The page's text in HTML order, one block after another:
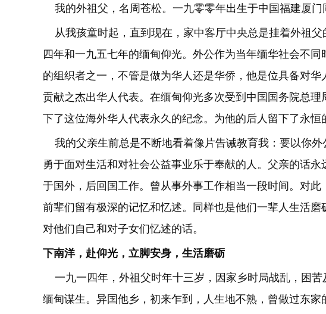
我的外祖父，名周苍松。一九零零年出生于中国福建厦门
从我孩童时起，直到现在，家中客厅中央总是挂着外祖父
四年和一九五七年的缅甸仰光。外公作为当年缅华社会不
的组织者之一，不管是做为华人还是华侨，他是位具备对华
贡献之杰出华人代表。在缅甸仰光多次受到中国国务院总
下了这位海外华人代表永久的纪念。为他的后人留下了永恒
我的父亲生前总是不断地看着像片告诫教育我：要以你外
勇于面对生活和对社会公益事业乐于奉献的人。父亲的话
于国外，后回国工作。曾从事外事工作相当一段时间。对
前辈们留有极深的记忆和忆述。同样也是他们一辈人生活
对他们自己和对子女们忆述的话。
下南洋，赴仰光，立脚安身，生活磨砺
一九一四年，外祖父时年十三岁，因家乡时局战乱，困苦
缅甸谋生。异国他乡，初来乍到，人生地不熟，曾做过东